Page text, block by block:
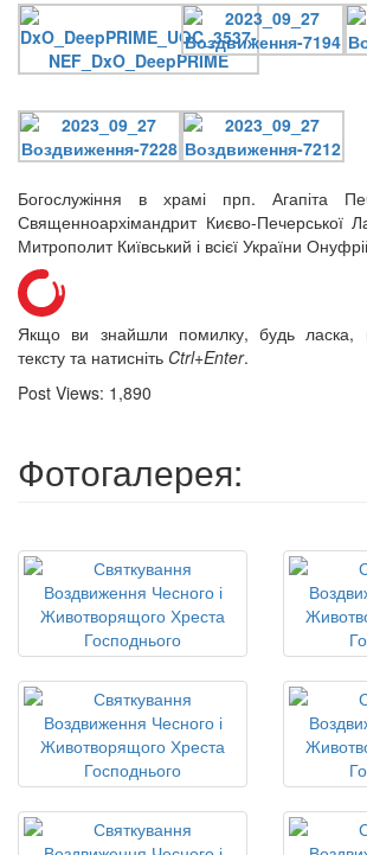
Богослужіння в храмі прп. Агапіта
Священноархімандрит Києво-Печерської
Митрополит Київський і всієї України
Якщо ви знайшли помилку, будь ласка,
тексту та натисніть Ctrl+Enter.
Post Views: 1,890
Фотогалерея: